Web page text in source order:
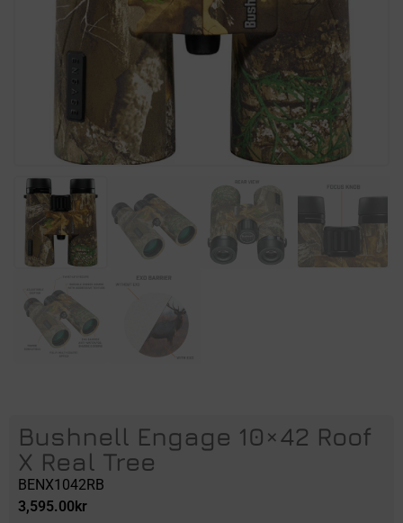
Bushnell Engage 10×42 Roof
X Real Tree
BENX1042RB
3,595.00kr